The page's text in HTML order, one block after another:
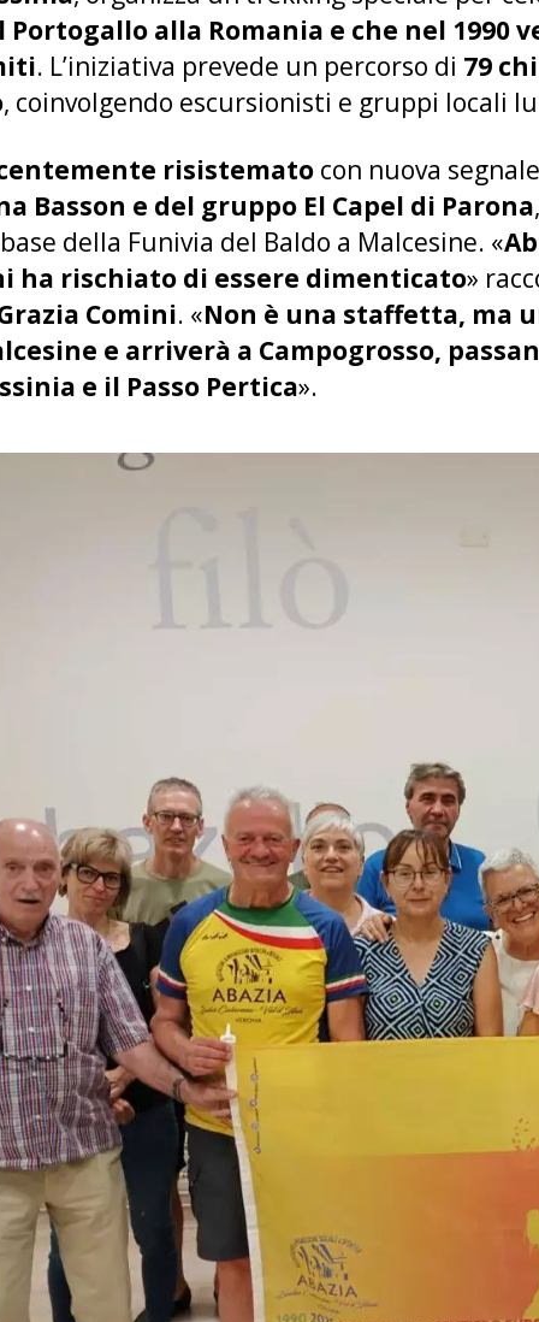
Portogallo alla Romania e che nel
. L’iniziativa prevede un percorso di 79
, coinvolgendo escursionisti e gruppi locali
risistemato con nuova
Basson e del gruppo El Capel di Parona
della Funivia del Baldo a Malcesine. «
ha rischiato di essere dimenticato»
Comini. «Non è una staffetta, ma
e arriverà a Campogrosso,
e il Passo Pertica».